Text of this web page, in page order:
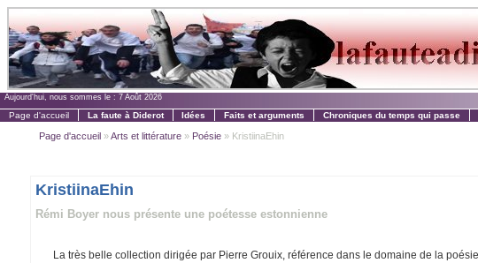
Aujourd'hui, nous sommes le : 7 Août 2026
Page d'accueil La faute à Diderot Idées Faits et arguments Chroniques du temps qui passe
Page d'accueil»Arts et littérature» Poésie» KristiinaEhin
KristiinaEhin
Rémi Boyer nous présente une poétesse estonnienne
La très belle collection dirigée par Pierre Grouix, référence dans le domaine de la